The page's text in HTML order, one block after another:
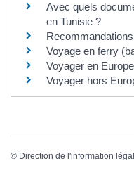
Avec quels
en Tunisie ?
Voyage en ferry
Voyager en Europe
Voyager hors
© Direction de l'information